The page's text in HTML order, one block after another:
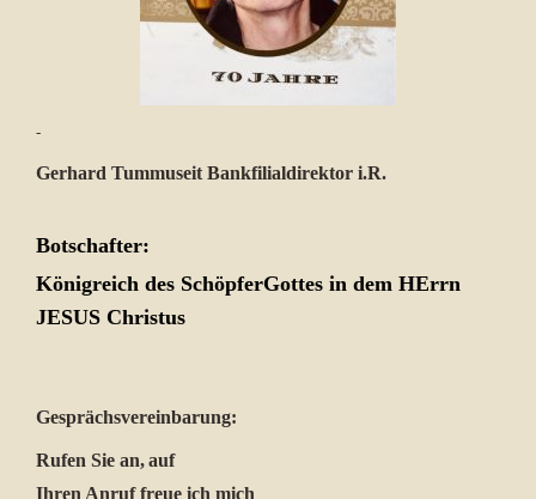
-
Gerhard Tummuseit Bankfilialdirektor i.R.
Botschafter:
Königreich des SchöpferGottes in dem HErrn
JESUS Christus
Gesprächsvereinbarung:
Rufen Sie an,auf
Ihren Anruf freue ich mich